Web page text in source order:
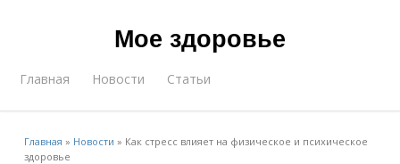
Мое здоровье
Главная Новости Статьи
Главная » Новости » Как стресс влияет на физическое и психическое
здоровье